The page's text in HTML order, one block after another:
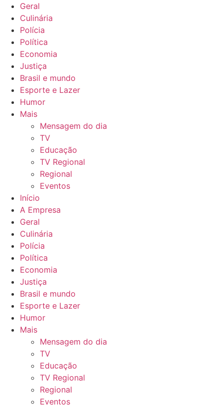
Geral
Culinária
Polícia
Política
Economia
Justiça
Brasil e mundo
Esporte e Lazer
Humor
Mais
Mensagem do dia
TV
Educação
TV Regional
Regional
Eventos
Início
A Empresa
Geral
Culinária
Polícia
Política
Economia
Justiça
Brasil e mundo
Esporte e Lazer
Humor
Mais
Mensagem do dia
TV
Educação
TV Regional
Regional
Eventos